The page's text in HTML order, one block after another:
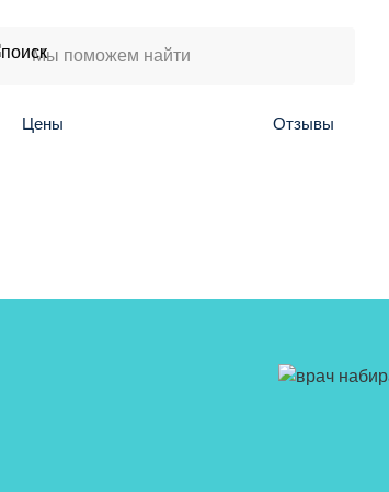
Цены Отзывы